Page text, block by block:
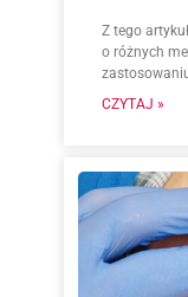
Z tego
o różnych
CZYTAJ »